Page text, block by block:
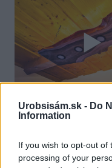
Urobsisám.sk - Do
Information
If you wish to opt-out of
processing of your
Chcete
Vyrobte si takéto
orechové svietidlo